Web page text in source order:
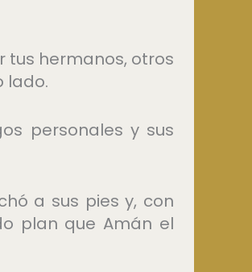
tus hermanos, otros
lado.
personales y sus
a sus pies y, con
plan que Amán el